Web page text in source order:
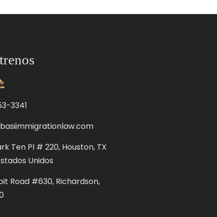
3341
Ten Pl # 220, Houston, TX
Unidos
Road #630, Richardson,